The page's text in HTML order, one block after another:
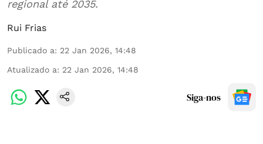
regional até 2035.
Rui Frias
Publicado a: 22 Jan 2026, 14:48
Atualizado a: 22 Jan 2026, 14:48
Siga-nos